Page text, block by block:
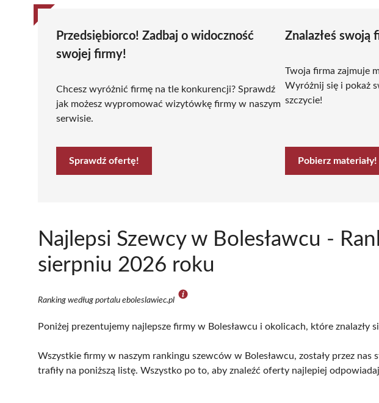
Przedsiębiorco! Zadbaj o widoczność
swojej firmy!
Chcesz wyróżnić firmę na tle konkurencji? Sprawdź
jak możesz wypromować wizytówkę firmy w naszym
serwisie.
Sprawdź ofertę!
Znalazłeś swoją
Twoja firma zajmuje
Wyróżnij się i pokaż
szczycie!
Pobierz materiały!
Najlepsi Szewcy w Bolesławcu -
sierpniu 2026 roku
Ranking według portalu eboleslawiec.pl
Poniżej prezentujemy najlepsze firmy w Bolesławcu i okolicach, które znalazły
Wszystkie firmy w naszym rankingu szewców w Bolesławcu, zostały przez nas
trafiły na poniższą listę. Wszystko po to, aby znaleźć oferty najlepiej